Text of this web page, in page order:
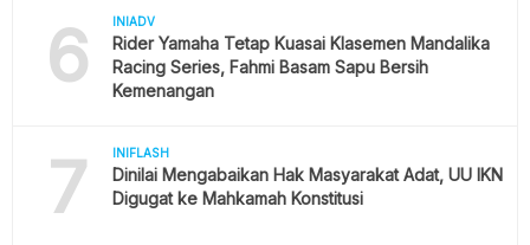
6 INIADV
Rider Yamaha Tetap Kuasai Klasemen Mandalika
Racing Series, Fahmi Basam Sapu Bersih
Kemenangan
7 INIFLASH
Dinilai Mengabaikan Hak Masyarakat Adat, UU IKN
Digugat ke Mahkamah Konstitusi